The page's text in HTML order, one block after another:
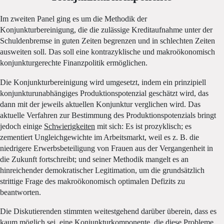
Im zweiten Panel ging es um die Methodik der
Konjunkturbereinigung, die die zulässige Kreditaufnahme unter der
Schuldenbremse in guten Zeiten begrenzen und in schlechten Zeiten
ausweiten soll. Das soll eine kontrazyklische und makroökonomisch
konjunkturgerechte Finanzpolitik ermöglichen.
Die Konjunkturbereinigung wird umgesetzt, indem ein prinzipiell
konjunkturunabhängiges Produktionspotenzial geschätzt wird, das
dann mit der jeweils aktuellen Konjunktur verglichen wird. Das
aktuelle Verfahren zur Bestimmung des Produktionspotenzials bringt
jedoch einige Schwierigkeiten mit sich: Es ist prozyklisch; es
zementiert Ungleichgewichte im Arbeitsmarkt, weil es z. B. die
niedrigere Erwerbsbeteiligung von Frauen aus der Vergangenheit in
die Zukunft fortschreibt; und seiner Methodik mangelt es an
hinreichender demokratischer Legitimation, um die grundsätzlich
strittige Frage des makroökonomisch optimalen Defizits zu
beantworten.
Die Diskutierenden stimmten weitestgehend darüber überein, dass es